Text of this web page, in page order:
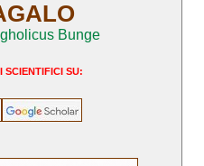
Bunge
SCIENTIFICI SU: